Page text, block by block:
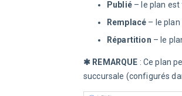
Publié– le plan est
Remplacé – le plan
Répartition – le
✱ REMARQUE : Ce plan
succursale (configurés